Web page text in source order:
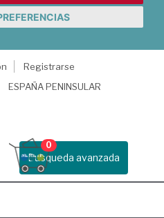
Registrarse
ESPAÑA PENINSULAR
Busqueda avanzada
0